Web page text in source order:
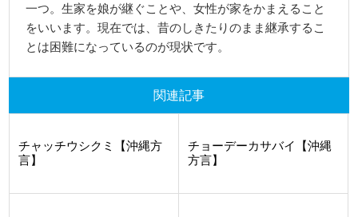
一つ。生家を娘が継ぐことや、女性が家をかまえること
をいいます。現在では、昔のしきたりのまま継承するこ
とは困難になっているのが現状です。
関連記事
チャッチウシクミ【沖縄方
言】
チョーデーカサバイ【沖縄
方言】